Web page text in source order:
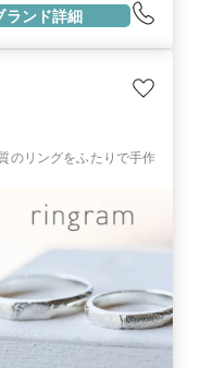
ランド詳細
のリングをふたりで手作